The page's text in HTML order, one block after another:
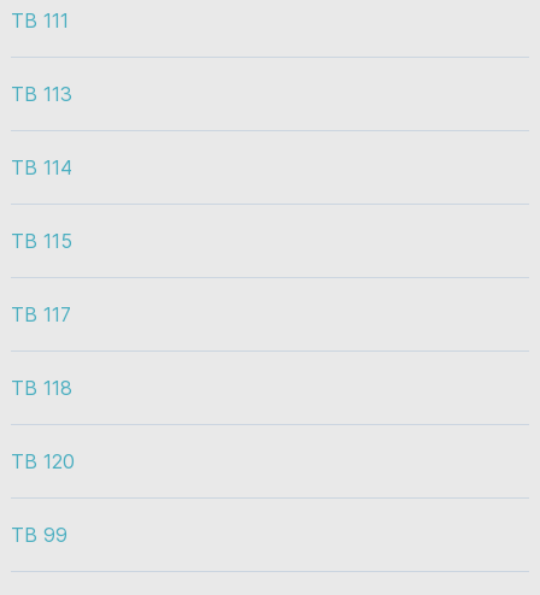
TB 111
TB 113
TB 114
TB 115
TB 117
TB 118
TB 120
TB 99